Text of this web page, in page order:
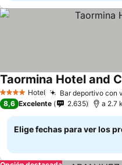
4 EstrellasHotel Bar deportivo con
Taormina Hotel and
8,6 Excelente 2.635 a 2.7
Elige fechas para ver los